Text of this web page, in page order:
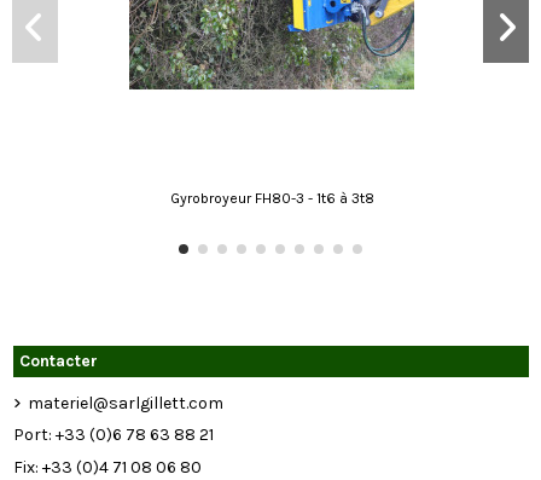
Gyrobroyeur FH80-3 - 1t6 à 3t8
Contacter
materiel@sarlgillett.com
Port: +33 (0)6 78 63 88 21
Fix: +33 (0)4 71 08 06 80